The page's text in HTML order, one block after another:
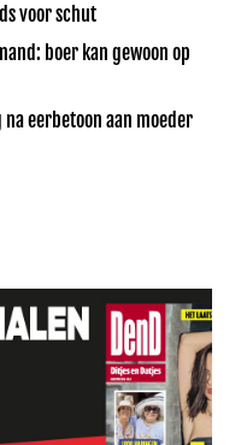
voor schut
boer kan gewoon op
eerbetoon aan moeder